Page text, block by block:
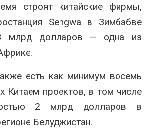
строят китайские фирмы,
Sengwa в Зимбабве
млрд долларов — одна из
есть как минимум восемь
Китаем проектов, в том числе
2 млрд долларов в
Белуджистан.